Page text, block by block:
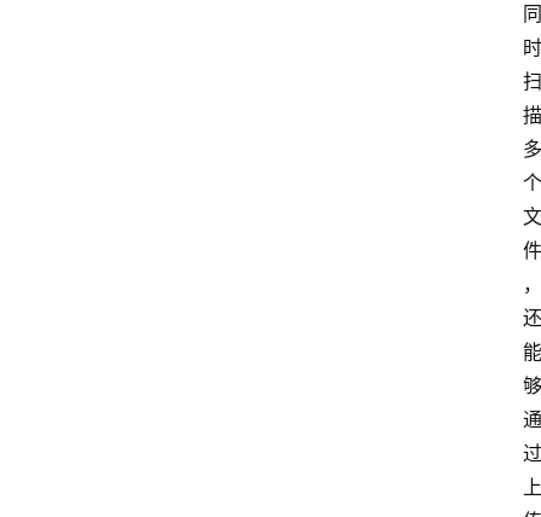
同
时
扫
描
多
个
文
件
，
还
能
够
通
过
上